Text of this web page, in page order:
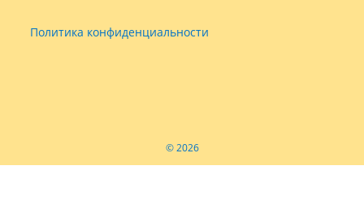
Политика конфиденциальности
© 2026